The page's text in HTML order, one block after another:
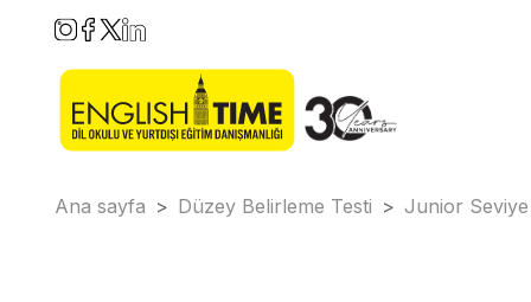
Ana sayfa > Düzey Belirleme Testi > Junior Seviye